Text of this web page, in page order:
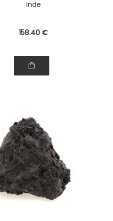
Inde
158.40 €